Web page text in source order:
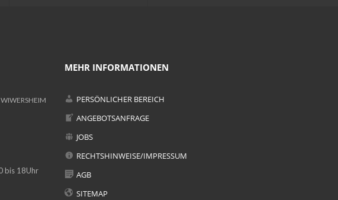
bis 18Uhr
MEHR INFORMATIONEN
PERSÖNLICHER BEREICH
ANGEBOTSANFRAGE
JOBS
RECHTSHINWEISE/IMPRESSUM
AGB
SITEMAP